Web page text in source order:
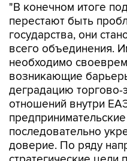
"В конечном итоге
перестают быть
государства, они
всего объединения.
необходимо
возникающие
деградацию торгово-
отношений внутри
последовательно
доверие. По ряду